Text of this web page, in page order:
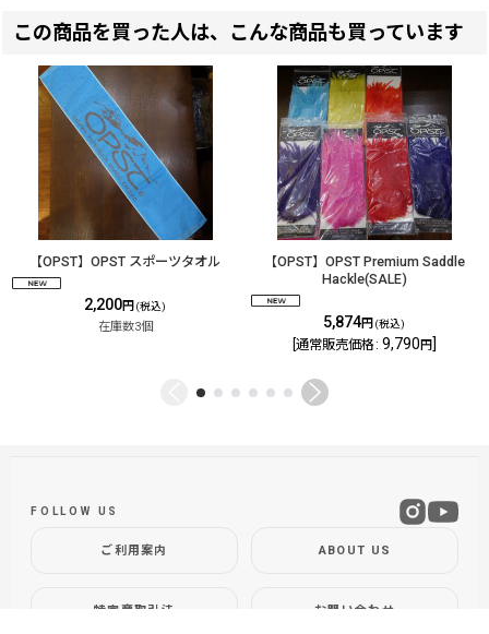
この商品を買った人は、こんな商品も買っています
【OPST】OPST スポーツタオル
2,200円 (税込)
在庫数3個
【OPST】OPST Premium Saddle
Hackle(SALE)
5,874円 (税込)
通常販売価格: 9,790 円]
ご利用案内 ABOUT US
特定商取引法 お問い合わせ
FOLLOW US